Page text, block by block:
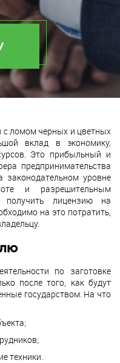
с ломом черных и цветных
вклад в экономику,
Это прибыльный и
предпринимательства
законодательном уровне
и разрешительным
лицензию на
на это потратить,
по заготовке
после того, как будут
государством. На что
техники.